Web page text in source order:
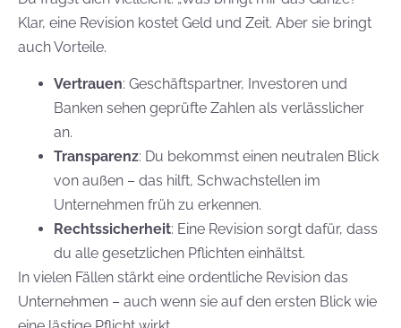
Klar, eine Revision kostet Geld und Zeit. Aber sie bringt
auch Vorteile.
Vertrauen: Geschäftspartner, Investoren und
Banken sehen geprüfte Zahlen als verlässlicher
an.
Transparenz: Du bekommst einen neutralen Blick
von außen – das hilft, Schwachstellen im
Unternehmen früh zu erkennen.
Rechtssicherheit: Eine Revision sorgt dafür, dass
du alle gesetzlichen Pflichten einhältst.
In vielen Fällen stärkt eine ordentliche Revision das
Unternehmen – auch wenn sie auf den ersten Blick wie